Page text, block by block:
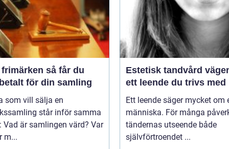
så får du
för din samling
som vill sälja en
står inför samma
Vad är samlingen värd? Var
m...
Estetisk tandvård vägen till
ett leende du trivs med
Ett leende säger mycket om
människa. För många
tändernas utseende både
självförtroendet ...